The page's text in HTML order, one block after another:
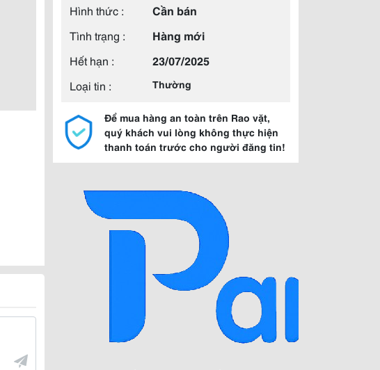
Hình thức :
Cần bán
Tình trạng :
Hàng mới
Hết hạn :
23/07/2025
Loại tin :
Thường
Để mua hàng an toàn trên Rao vặt,
quý khách vui lòng không thực hiện
thanh toán trước cho người đăng tin!